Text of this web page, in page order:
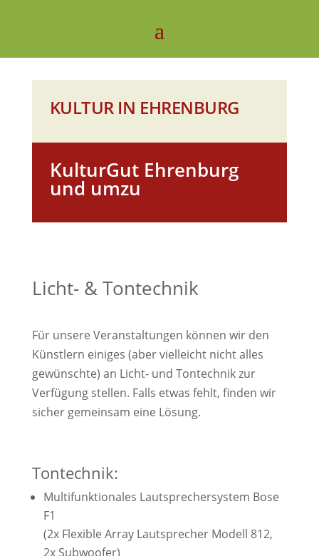
KULTUR IN EHRENBURG
KulturGut Ehrenburg
und umzu
Licht- & Tontechnik
Für unsere Veranstaltungen können wir den
Künstlern einiges (aber vielleicht nicht alles
gewünschte) an Licht- und Tontechnik zur
Verfügung stellen. Falls etwas fehlt, finden wir
sicher gemeinsam eine Lösung.
Tontechnik:
Multifunktionales Lautsprechersystem Bose
F1
(2x Flexible Array Lautsprecher Modell 812,
2x Subwoofer)